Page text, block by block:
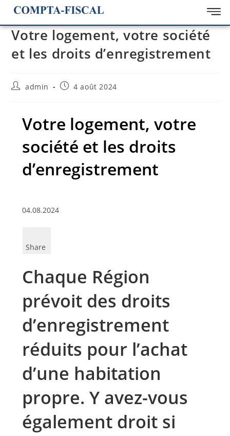
Votre logement, votre société
et les droits d’enregistrement
admin 4 août 2024
Votre logement, votre
société et les droits
d’enregistrement
04.08.2024
Share
Chaque Région
prévoit des droits
d’enregistrement
réduits pour l’achat
d’une habitation
propre. Y avez-vous
également droit si